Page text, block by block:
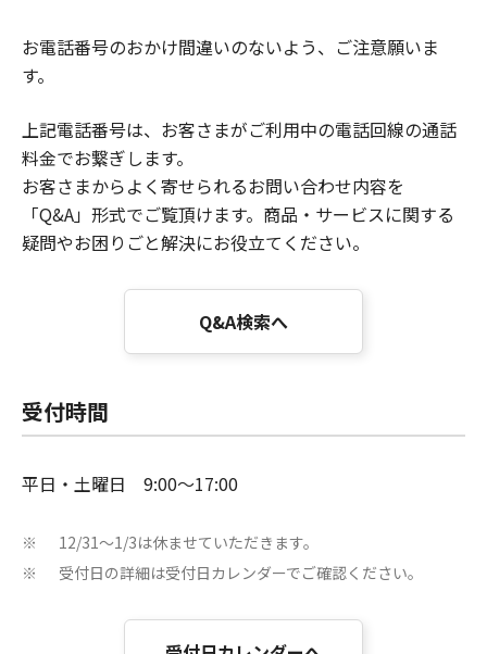
お電話番号のおかけ間違いのないよう、ご注意願いま
す。
上記電話番号は、お客さまがご利用中の電話回線の通話
料金でお繋ぎします。
お客さまからよく寄せられるお問い合わせ内容を
「Q&A」形式でご覧頂けます。商品・サービスに関する
疑問やお困りごと解決にお役立てください。
Q&A検索へ
受付時間
平日・土曜日 9:00～17:00
※ 12/31～1/3は休ませていただきます。
※ 受付日の詳細は受付日カレンダーでご確認ください。